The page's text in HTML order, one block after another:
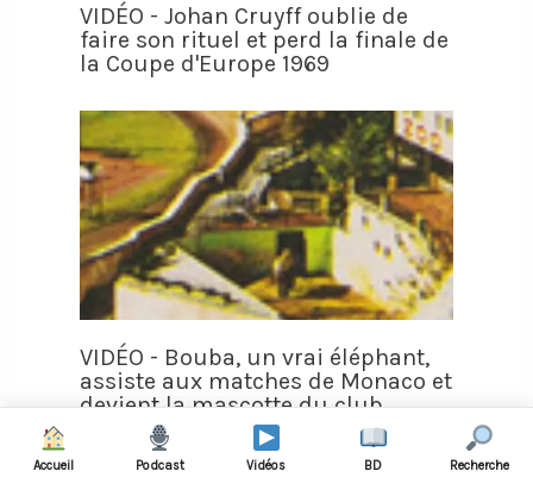
VIDÉO - Johan Cruyff oublie de
faire son rituel et perd la finale de
la Coupe d'Europe 1969
VIDÉO - Bouba, un vrai éléphant,
assiste aux matches de Monaco et
devient la mascotte du club
Accueil Podcast Vidéos BD Recherche